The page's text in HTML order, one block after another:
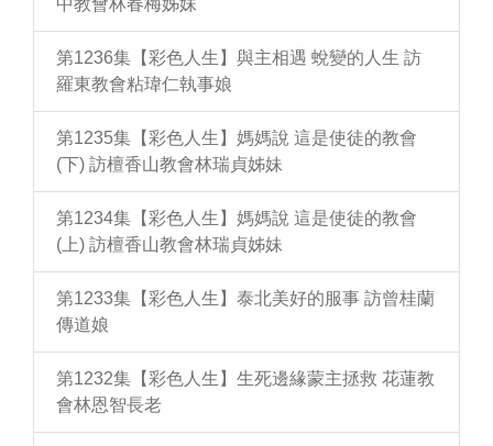
中教會林春梅姊妹
第1236集【彩色人生】與主相遇 蛻變的人生 訪
羅東教會粘瑋仁執事娘
第1235集【彩色人生】媽媽說 這是使徒的教會
(下) 訪檀香山教會林瑞貞姊妹
第1234集【彩色人生】媽媽說 這是使徒的教會
(上) 訪檀香山教會林瑞貞姊妹
第1233集【彩色人生】泰北美好的服事 訪曾桂蘭
傳道娘
第1232集【彩色人生】生死邊緣蒙主拯救 花蓮教
會林恩智長老